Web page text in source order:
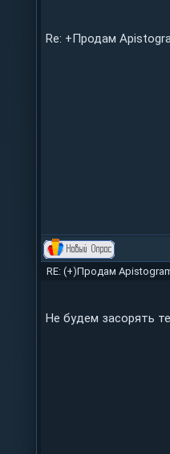
Re: +Продам
RE: (+)Продам
Не будем засорять